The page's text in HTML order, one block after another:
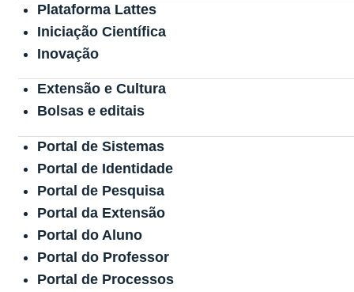
Plataforma Lattes
Iniciação Científica
Inovação
Extensão e Cultura
Bolsas e editais
Portal de Sistemas
Portal de Identidade
Portal de Pesquisa
Portal da Extensão
Portal do Aluno
Portal do Professor
Portal de Processos